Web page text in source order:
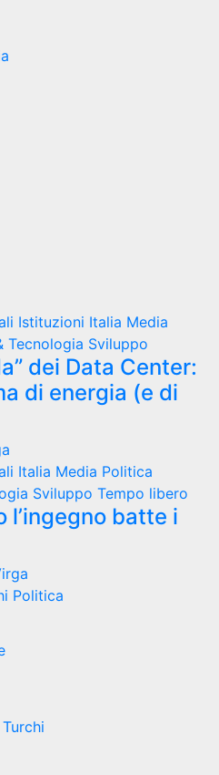
Istituzioni Italia Media
Tecnologia Sviluppo
dei Data Center:
di energia (e di
Italia Media Politica
Sviluppo Tempo libero
l’ingegno batte i
Politica